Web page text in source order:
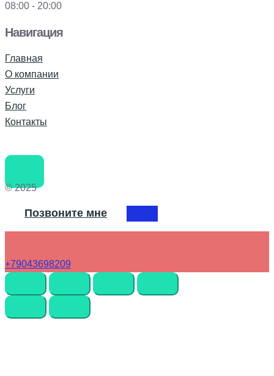
08:00 - 20:00
Навигация
Главная
О компании
Услуги
Блог
Контакты
© 2025
Позвоните мне
+79043698209